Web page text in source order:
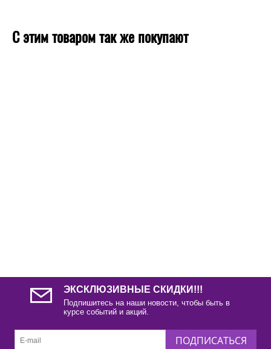
С этим товаром так же покупают
ЭКСКЛЮЗИВНЫЕ СКИДКИ!!!
Подпишитесь на наши новости, чтобы быть в
курсе событий и акций.
ПОДПИСАТЬСЯ